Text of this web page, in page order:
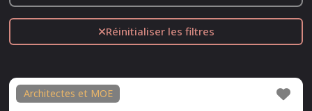
Réinitialiser les filtres
Architectes et MOE